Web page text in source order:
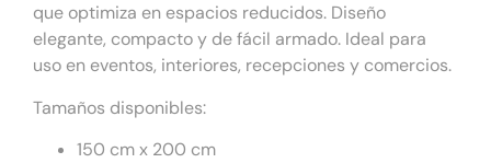
que optimiza en espacios reducidos. Diseño
elegante, compacto y de fácil armado. Ideal para
uso en eventos, interiores, recepciones y comercios.
Tamaños disponibles:
150 cm x 200 cm